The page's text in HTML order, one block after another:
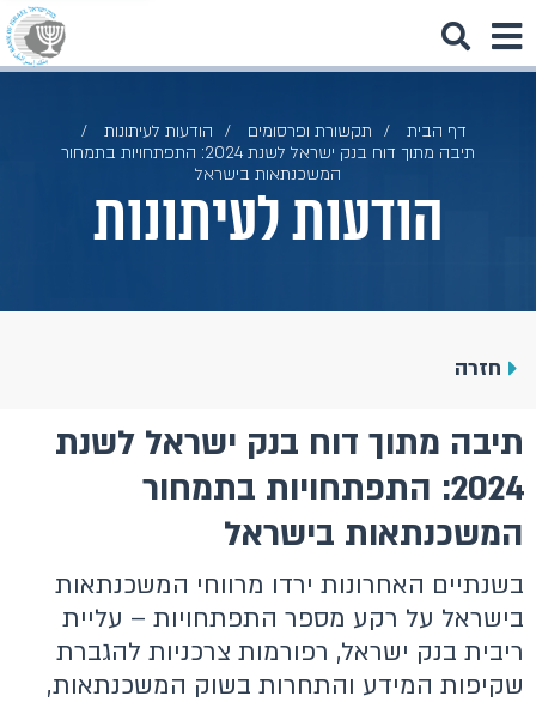
דף הבית תקשורת ופרסומים
הודעות לעיתונות
תיבה מתוך דוח בנק ישראל לשנת 2024: התפתחויות בתמחור
המשכנתאות בישראל
הודעות לעיתונות
חזרה
תיבה מתוך דוח בנק ישראל לשנת
2024: התפתחויות בתמחור
המשכנתאות בישראל
בשנתיים האחרונות ירדו מרווחי המשכנתאות
בישראל על רקע מספר התפתחויות – עליית
ריבית בנק ישראל, רפורמות צרכניות להגברת
שקיפות המידע והתחרות בשוק המשכנתאות,